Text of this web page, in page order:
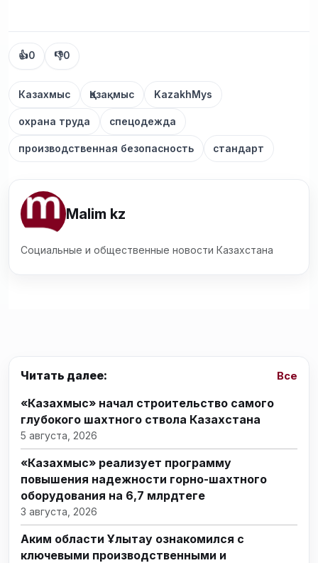
👍0 👎0
Казахмыс Қазақмыс KazakhMys
охрана труда спецодежда
производственная безопасность стандарт
Malim kz
Социальные и общественные новости Казахстана
Читать далее: Все
«Казахмыс» начал строительство самого
глубокого шахтного ствола Казахстана
5 августа, 2026
«Казахмыс» реализует программу
повышения надежности горно-шахтного
оборудования на 6,7 млрдтеңге
3 августа, 2026
Аким области Ұлытау ознакомился с
ключевыми производственными и